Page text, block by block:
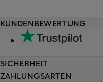
KUNDENBEWERTUNG
SICHERHEIT
ZAHLUNGSARTEN